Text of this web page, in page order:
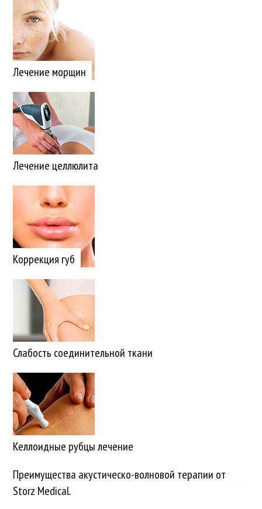
Лечение морщин
Лечение целлюлита
Коррекция губ
Слабость соединительной ткани
Келлоидные рубцы лечение
Преимущества акустическо-волновой терапии от
Storz Medical.